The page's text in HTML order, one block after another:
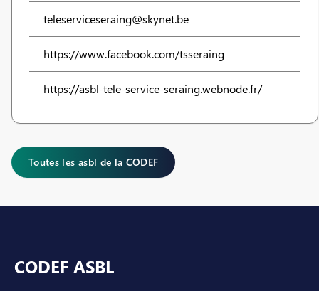
teleserviceseraing@skynet.be
https://www.facebook.com/tsseraing
https://asbl-tele-service-seraing.webnode.fr/
Toutes les asbl de la CODEF
CODEF ASBL